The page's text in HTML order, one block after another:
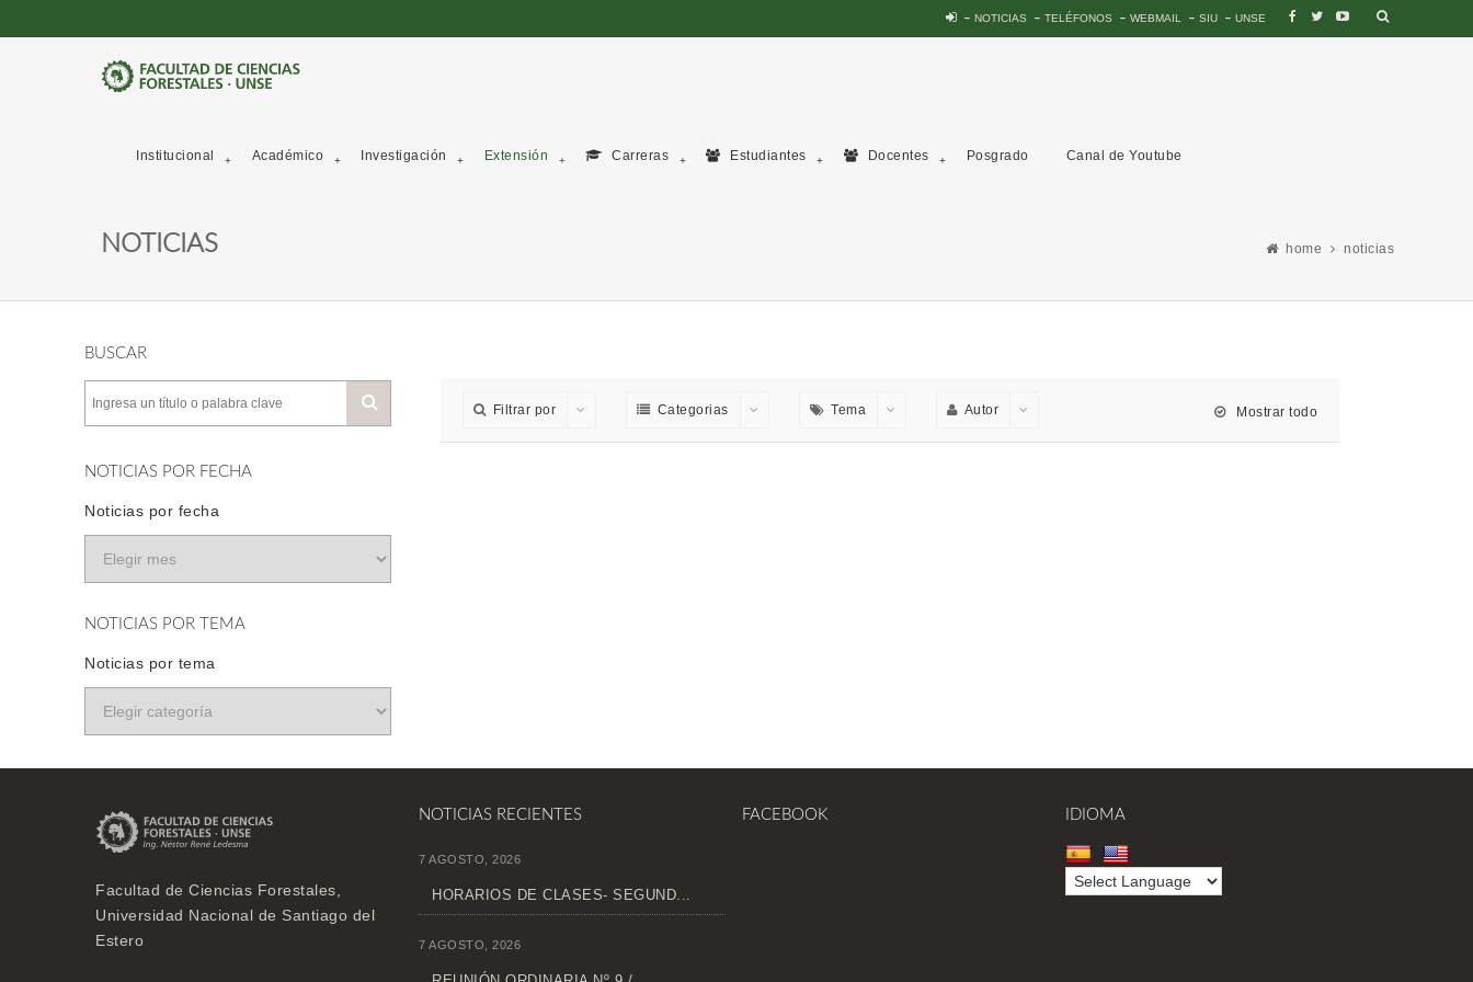
NOTICIAS TELÉFONOS WEBMAIL SIU UNSE
Institucional Académico Investigación Extensión Carreras Estudiantes Docentes Posgrado Canal de Youtube
NOTICIAS home noticias
BUSCAR
NOTICIAS POR FECHA
Noticias por fecha
NOTICIAS POR TEMA
Noticias por tema
Filtrar por Categorias Tema Autor Mostrar todo
Facultad de Ciencias Forestales,
Universidad Nacional de Santiago del
Estero
NOTICIAS RECIENTES
7 AGOSTO, 2026
HORARIOS DE CLASES- SEGUND...
7 AGOSTO, 2026
FACEBOOK IDIOMA